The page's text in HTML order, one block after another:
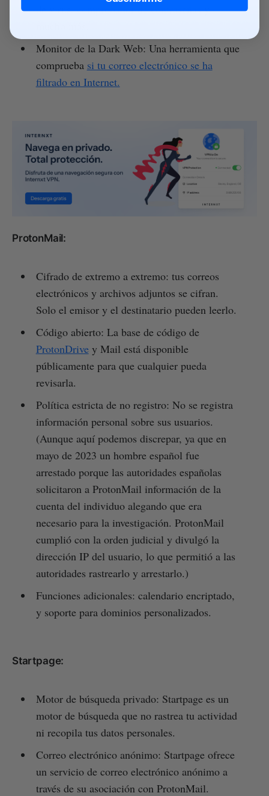
de virus,comprobador de contraseñasy
Monitor de la Dark Web: Una herramienta que
comprueba si tu correo electrónico se ha
filtrado en Internet.
ProtonMail:
Cifrado de extremo a extremo: tus correos
electrónicos y archivos adjuntos se cifran.
Solo el emisor y el destinatario pueden leerlo.
Código abierto: La base de código de
ProtonDrivey Mail está disponible
públicamente para que cualquier pueda
revisarla.
Política estricta de no registro: No se registra
información personal sobre sus usuarios.
(Aunque aquí podemos discrepar, ya que en
mayo de 2023 un hombre español fue
arrestado porque las autoridades españolas
solicitaron a ProtonMail información de la
cuenta del individuo alegando que era
necesario para la investigación. ProtonMail
cumplió con la orden judicial y divulgó la
dirección IP del usuario, lo que permitió a las
autoridades rastrearlo y arrestarlo.)
Funciones adicionales: calendario encriptado,
y soporte para dominios personalizados.
Startpage:
Motor de búsqueda privado: Startpage es un
motor de búsqueda que no rastrea tu actividad
ni recopila tus datos personales.
Correo electrónico anónimo: Startpage ofrece
un servicio de correo electrónico anónimo a
través de su asociación con ProtonMail.